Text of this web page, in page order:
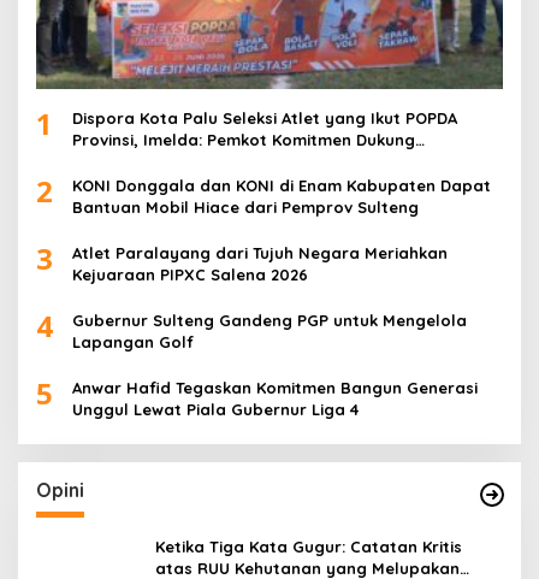
1
Dispora Kota Palu Seleksi Atlet yang Ikut POPDA
Provinsi, Imelda: Pemkot Komitmen Dukung
2
KONI Donggala dan KONI di Enam Kabupaten Dapat
Bantuan Mobil Hiace dari Pemprov Sulteng
3
Atlet Paralayang dari Tujuh Negara Meriahkan
Kejuaraan PIPXC Salena 2026
4
Gubernur Sulteng Gandeng PGP untuk Mengelola
Lapangan Golf
5
Anwar Hafid Tegaskan Komitmen Bangun Generasi
Unggul Lewat Piala Gubernur Liga 4
Opini
Ketika Tiga Kata Gugur: Catatan Kritis
atas RUU Kehutanan yang Melupakan